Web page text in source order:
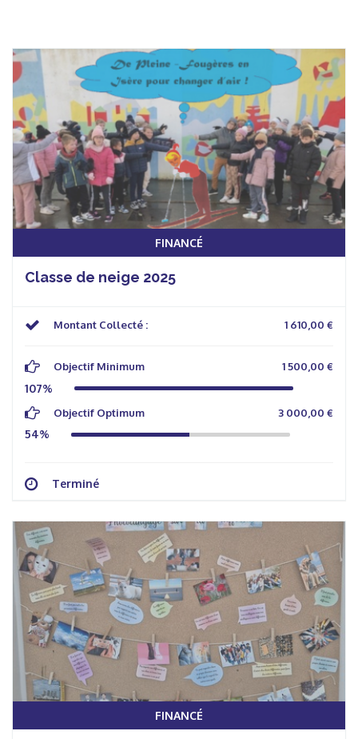
FINANCÉ
Classe de neige 2025
Montant Collecté : 1 610,00 €
Objectif Minimum 1 500,00 €
107%
Objectif Optimum 3 000,00 €
54%
Terminé
FINANCÉ